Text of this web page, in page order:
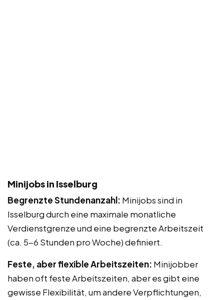
Minijobs in Isselburg
Begrenzte Stundenanzahl: Minijobs sind in
Isselburg durch eine maximale monatliche
Verdienstgrenze und eine begrenzte Arbeitszeit
(ca. 5-6 Stunden pro Woche) definiert.
Feste, aber flexible Arbeitszeiten: Minijobber
haben oft feste Arbeitszeiten, aber es gibt eine
gewisse Flexibilität, um andere Verpflichtungen,